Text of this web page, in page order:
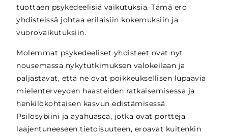
tuottaen psykedeelisiä vaikutuksia. Tämä ero
yhdisteissä johtaa erilaisiin kokemuksiin ja
vuorovaikutuksiin.
Molemmat psykedeeliset yhdisteet ovat nyt
nousemassa nykytutkimuksen valokeilaan ja
paljastavat, että ne ovat poikkeuksellisen lupaavia
mielenterveyden haasteiden ratkaisemisessa ja
henkilökohtaisen kasvun edistämisessä.
Psilosybiini ja ayahuasca, jotka ovat portteja
laajentuneeseen tietoisuuteen, eroavat kuitenkin